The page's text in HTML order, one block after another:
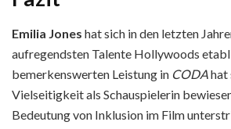
Emilia Jones hat sich in den letzten
aufregendsten Talente Hollywoods
bemerkenswerten Leistung in CODAhat
Vielseitigkeit als Schauspielerin
Bedeutung von Inklusion im Film